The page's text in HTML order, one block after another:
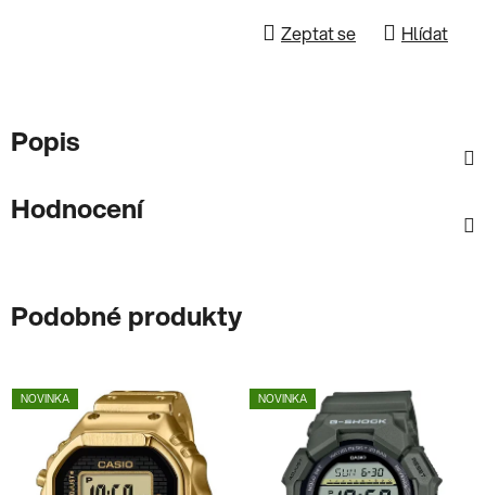
Zeptat se Hlídat
Popis
Hodnocení
Podobné produkty
NOVINKA NOVINKA